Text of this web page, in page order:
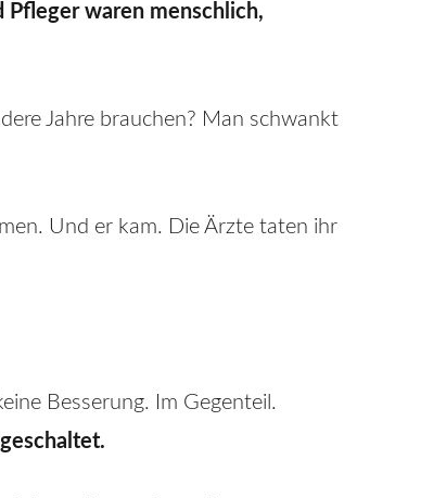
Pfleger waren menschlich,
Jahre brauchen? Man schwankt
Und er kam. Die Ärzte taten ihr
Besserung. Im Gegenteil.